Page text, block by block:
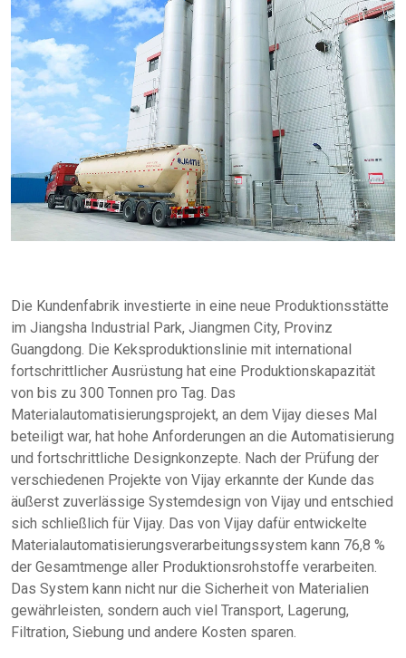
Die Kundenfabrik investierte in eine neue Produktionsstätte
im Jiangsha Industrial Park, Jiangmen City, Provinz
Guangdong. Die Keksproduktionslinie mit international
fortschrittlicher Ausrüstung hat eine Produktionskapazität
von bis zu 300 Tonnen pro Tag. Das
Materialautomatisierungsprojekt, an dem Vijay dieses Mal
beteiligt war, hat hohe Anforderungen an die Automatisierung
und fortschrittliche Designkonzepte. Nach der Prüfung der
verschiedenen Projekte von Vijay erkannte der Kunde das
äußerst zuverlässige Systemdesign von Vijay und entschied
sich schließlich für Vijay. Das von Vijay dafür entwickelte
Materialautomatisierungsverarbeitungssystem kann 76,8 %
der Gesamtmenge aller Produktionsrohstoffe verarbeiten.
Das System kann nicht nur die Sicherheit von Materialien
gewährleisten, sondern auch viel Transport, Lagerung,
Filtration, Siebung und andere Kosten sparen.